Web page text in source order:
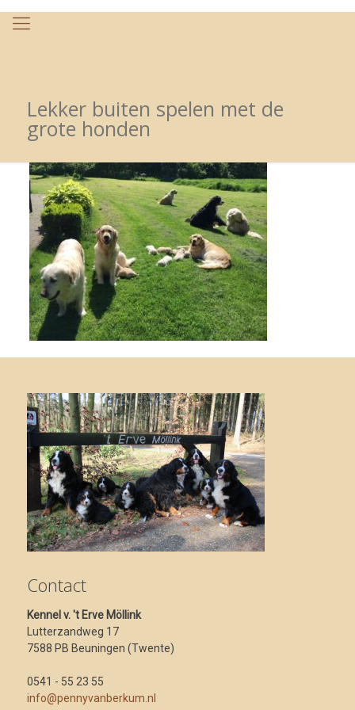
Lekker buiten spelen met de
grote honden
Contact
Kennel v. 't Erve Möllink
Lutterzandweg 17
7588 PB Beuningen (Twente)
0541 - 55 23 55
info@pennyvanberkum.nl